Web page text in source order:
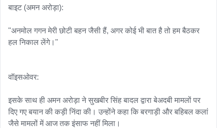
बाइट (अमन अरोड़ा):
"अनमोल गगन मेरी छोटी बहन जैसी हैं, अगर कोई भी बात है तो हम बैठकर
हल निकाल लेंगे।"
वॉइसओवर:
इसके साथ ही अमन अरोड़ा ने सुखबीर सिंह बादल द्वारा बेअदबी मामलों पर
दिए गए बयान की कड़ी निंदा की। उन्होंने कहा कि बरगाड़ी और बहिबल कलां
जैसे मामलों में आज तक इंसाफ नहीं मिला।